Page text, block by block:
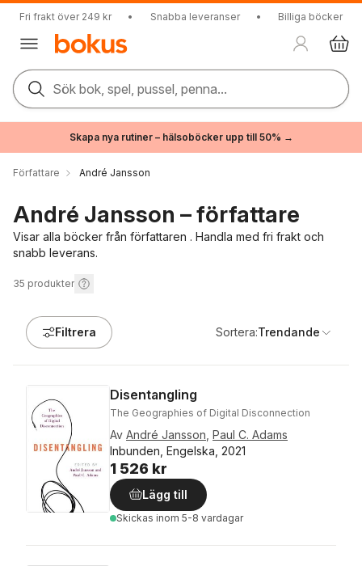
Fri frakt över 249 kr • Snabba leveranser • Billiga böcker
Sök bok, spel, pussel, penna...
Skapa nya rutiner – hälsoböcker upp till 50% →
Författare André Jansson
André Jansson – författare
Visar alla böcker från författaren . Handla med fri frakt och
snabb leverans.
35 produkter
Filtrera Sortera:Trendande
Disentangling
The Geographies of Digital Disconnection
Av André Jansson Paul C. Adams
Inbunden, Engelska, 2021
1 526 kr
Lägg till
Skickas inom 5-8 vardagar